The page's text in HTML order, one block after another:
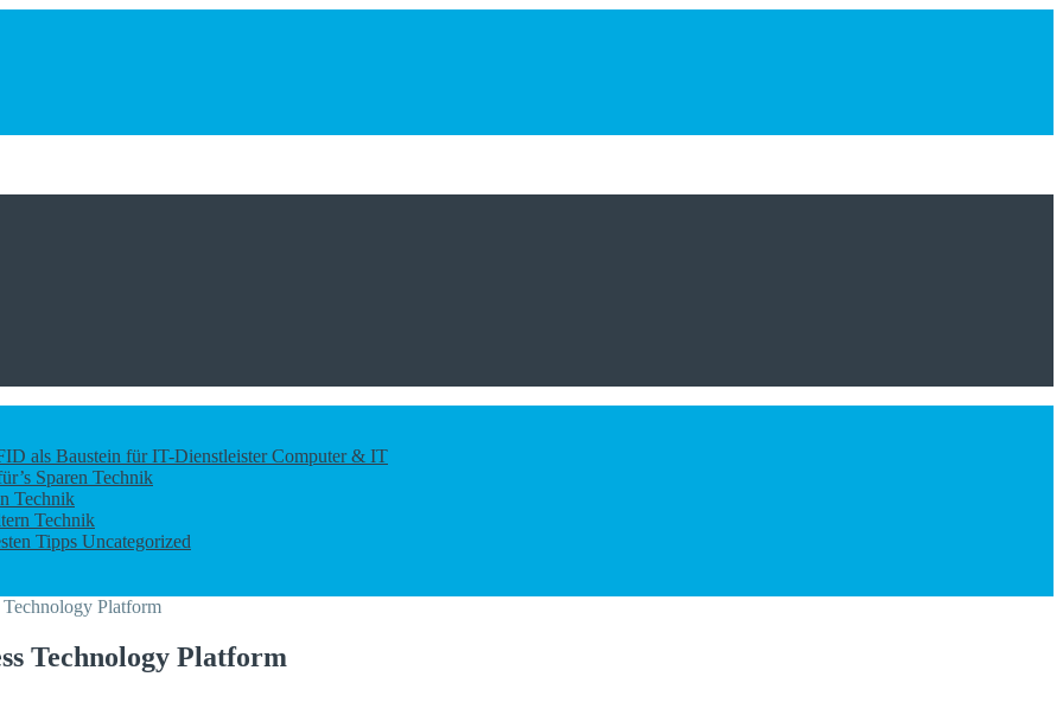
als Baustein für IT-DienstleisterComputer & IT
Sparen Technik
Technik
Technik
Tipps Uncategorized
Platform
Technology Platform